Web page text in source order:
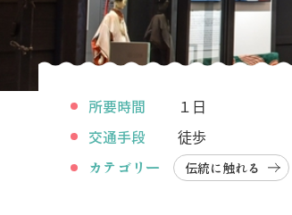
所要時間
１日
交通手段
徒歩
カテゴリー
伝統に触れる